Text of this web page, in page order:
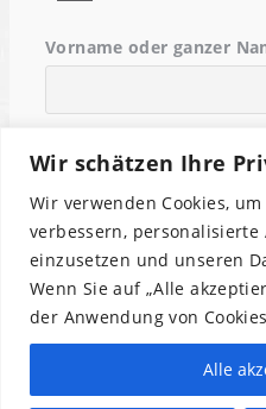
Wir schätzen Ihre
Wir verwenden Cookies,
verbessern,
einzusetzen und unseren
Wenn Sie auf „Alle
der Anwendung von
Alle
Vorname oder ganzer
Indem Du fortfährst,
Datenschutzerklärung.